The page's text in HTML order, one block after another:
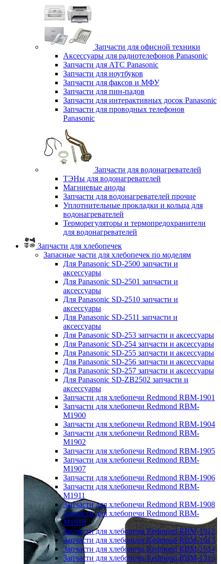
Запчасти для офисной техники
Аксессуары для радиотелефонов Panasonic
Запчасти для АТС Panasonic
Запчасти для ноутбуков
Запчасти для факсов и МФУ
Запчасти для пин-падов
Запчасти для интерактивных досок Panasonic
Запчасти для проводных телефонов
Panasonic
Запчасти для водонагревателей
ТЭНы для водонагревателей
Магниевые аноды
Запчасти для водонагревателей прочие
Уплотнительные прокладки и кольца для
водонагревателей
Терморегуляторы и термопредохранители
для водонагревателей
Запчасти для хлебопечек
Запасные части для хлебопечек по моделям
Для Panasonic SD-2500 запчасти и
аксессуары
Для Panasonic SD-2501 запчасти и
аксессуары
Для Panasonic SD-2510 запчасти и
аксессуары
Для Panasonic SD-2511 запчасти и
аксессуары
Для Panasonic SD-253 запчасти и аксессуары
Для Panasonic SD-254 запчасти и аксессуары
Для Panasonic SD-255 запчасти и аксессуары
Для Panasonic SD-256 запчасти и аксессуары
Для Panasonic SD-257 запчасти и аксессуары
Для Panasonic SD-ZB2502 запчасти и
аксессуары
Запчасти для хлебопечи Redmond RBM-1901
Запчасти для хлебопечи Redmond RBM-
M1900
Запчасти для хлебопечи Redmond RBM-1904
Запчасти для хлебопечи Redmond RBM-
M1902
Запчасти для хлебопечи Redmond RBM-1905
Запчасти для хлебопечи Redmond RBM-
M1907
Запчасти для хлебопечи Redmond RBM-1906
Запчасти для хлебопечи Redmond RBM-
M1911
Запчасти для хлебопечи Redmond RBM-1908
Запчасти для хлебопечи Redmond RBM-
M1919
Запчасти для хлебопечи Redmond RBM-1912
Запчасти для хлебопечи Redmond RBM-1913
Запчасти для хлебопечи Redmond RBM-1914
Запчасти для хлебопечи Redmond RBM-1915